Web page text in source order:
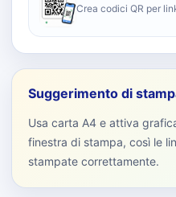
Crea codici QR per
Suggerimento di
Usa carta A4 e attiva
finestra di stampa, così le
stampate correttamente.